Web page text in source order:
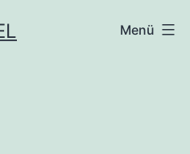
Menü